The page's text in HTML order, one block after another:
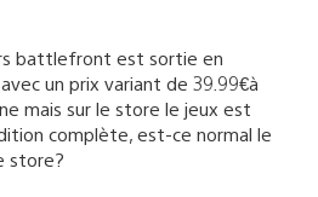
battlefront est sortie en
un prix variant de 39.99€à
mais sur le store le jeux est
complète, est-ce normal le
store?